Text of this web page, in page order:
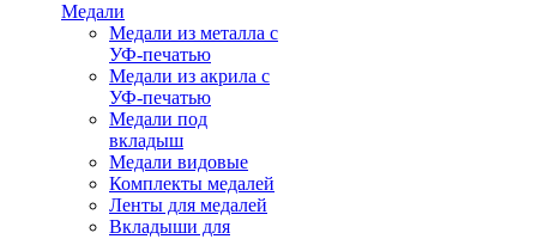
Медали
Медали из металла с
УФ-печатью
Медали из акрила с
УФ-печатью
Медали под
вкладыш
Медали видовые
Комплекты медалей
Ленты для медалей
Вкладыши для